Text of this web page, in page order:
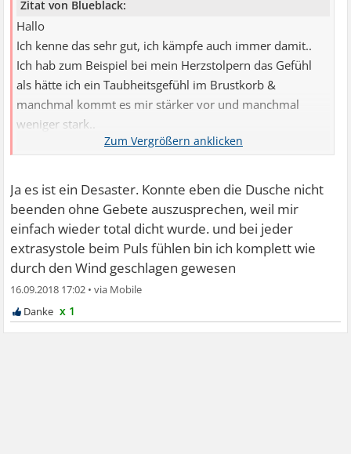
Zitat von Blueblack:
Hallo
Ich kenne das sehr gut, ich kämpfe auch immer damit..
Ich hab zum Beispiel bei mein Herzstolpern das Gefühl
als hätte ich ein Taubheitsgefühl im Brustkorb &
manchmal kommt es mir stärker vor und manchmal
weniger stark..
Ja es ist ein Desaster. Konnte eben die Dusche nicht
beenden ohne Gebete auszusprechen, weil mir
einfach wieder total dicht wurde. und bei jeder
extrasystole beim Puls fühlen bin ich komplett wie
durch den Wind geschlagen gewesen
16.09.2018 17:02 •
x 1